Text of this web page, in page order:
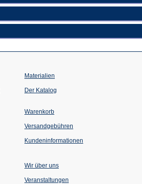
Materialien
Der Katalog
Warenkorb
Versandgebühren
Kundeninformationen
Wir über uns
Veranstaltungen